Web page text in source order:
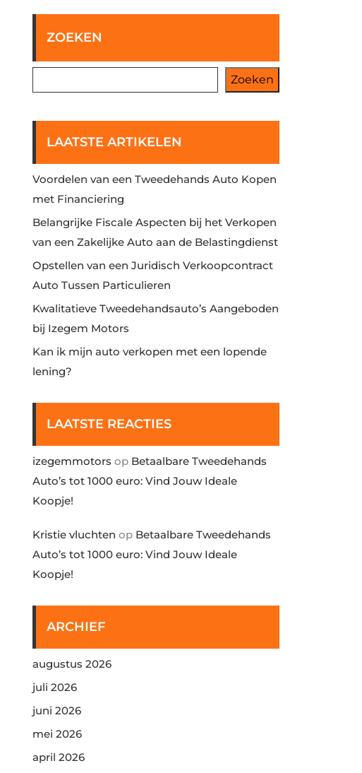
ZOEKEN
Zoeken
LAATSTE ARTIKELEN
Voordelen van een Tweedehands Auto Kopen
met Financiering
Belangrijke Fiscale Aspecten bij het Verkopen
van een Zakelijke Auto aan de Belastingdienst
Opstellen van een Juridisch Verkoopcontract
Auto Tussen Particulieren
Kwalitatieve Tweedehandsauto’s Aangeboden
bij Izegem Motors
Kan ik mijn auto verkopen met een lopende
lening?
LAATSTE REACTIES
izegemmotors op Betaalbare Tweedehands
Auto’s tot 1000 euro: Vind Jouw Ideale
Koopje!
Kristie vluchten op Betaalbare Tweedehands
Auto’s tot 1000 euro: Vind Jouw Ideale
Koopje!
ARCHIEF
augustus 2026
juli 2026
juni 2026
mei 2026
april 2026